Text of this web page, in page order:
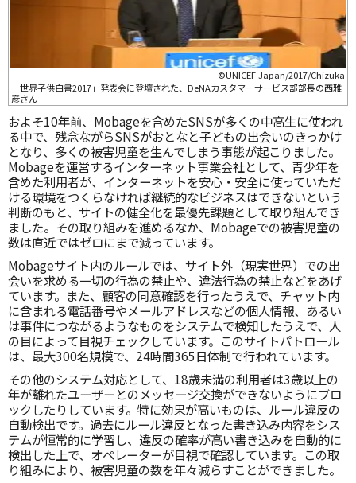
©UNICEF Japan/2017/Chizuka
「世界子供白書2017」発表会に登壇された、DeNAカスタマーサービス部部長の西雅
彦さん
およそ10年前、Mobageを含めたSNSが多くの中高生に使われ
る中で、残念ながらSNSがおとなと子どもの出会いのきっかけ
となり、多くの被害児童を生んでしまう事態が起こりました。
Mobageを運営するインターネット事業会社として、青少年を
含めた利用者が、インターネットを安心・安全に使っていただ
ける環境をつくらなければ継続的なビジネスはできないという
判断のもと、サイトの健全化を最優先課題として取り組んでき
ました。その取り組みを進めるなか、Mobageでの被害児童の
数は直近ではゼロにまで減っています。
Mobageサイト内のルールでは、サイト外（現実世界）での出
会いを求める一切の行為の禁止や、違法行為の禁止などをあげ
ています。また、顧客の同意確認を行ったうえで、チャット内
に含まれる電話番号やメールアドレスなどの個人情報、あるい
は事件につながるようなものをシステムで検知したうえで、人
の目によって目視チェックしています。このサイトパトロール
は、最大300名規模で、24時間365日体制で行われています。
その他のシステム対応として、18歳未満の利用者は3歳以上の
年が離れたユーザーとのメッセージ交換ができないようにブロ
ックしたりしています。特に効果が高いものは、ルール違反の
自動検出です。過去にルール違反となった書き込み内容をシス
テムが恒常的に学習し、違反の確率が高い書き込みを自動的に
検出した上で、オペレーターが目視で確認しています。この取
り組みにより、被害児童の数を年々減らすことができました。